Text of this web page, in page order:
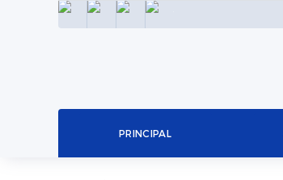
INSTAGRAMFACEBOOKLINKEDIN
PRINCIPAL